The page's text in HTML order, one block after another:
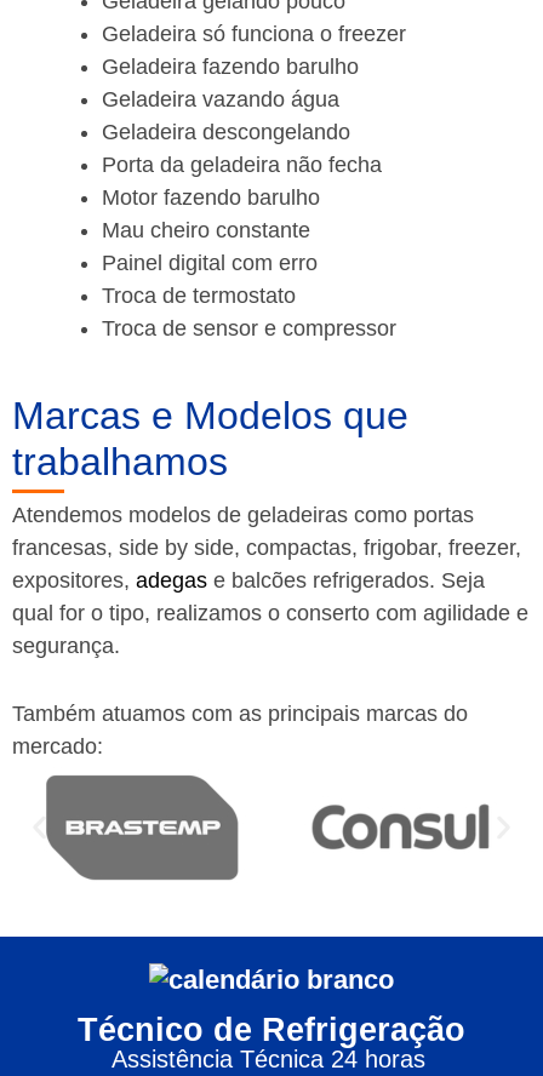
Geladeira só funciona o freezer
Geladeira fazendo barulho
Geladeira vazando água
Geladeira descongelando
Porta da geladeira não fecha
Motor fazendo barulho
Mau cheiro constante
Painel digital com erro
Troca de termostato
Troca de sensor e compressor
Marcas e Modelos que
trabalhamos
Atendemos modelos de geladeiras como portas
francesas, side by side, compactas, frigobar, freezer,
expositores, adegas e balcões refrigerados. Seja
qual for o tipo, realizamos o conserto com agilidade e
segurança.
Também atuamos com as principais marcas do
mercado:
Técnico de Refrigeração
Assistência Técnica 24 horas